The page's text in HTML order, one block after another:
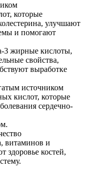
которые
улучшают
и помогают
3 жирные кислоты,
свойства,
выработке
источником
кислот, которые
сердечно-
витаминов и
здоровье костей,